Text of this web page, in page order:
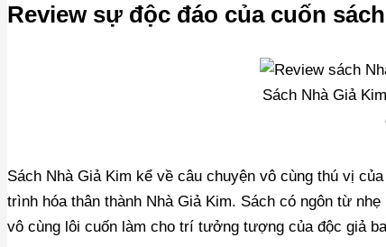
Review sự độc đáo của cuốn
Sách Nhà Giả
Sách Nhà Giả Kim kể về câu chuyện vô cùng thú vị
trình hóa thân thành Nhà Giả Kim. Sách có ngôn từ
vô cùng lôi cuốn làm cho trí tưởng tượng của độc giả